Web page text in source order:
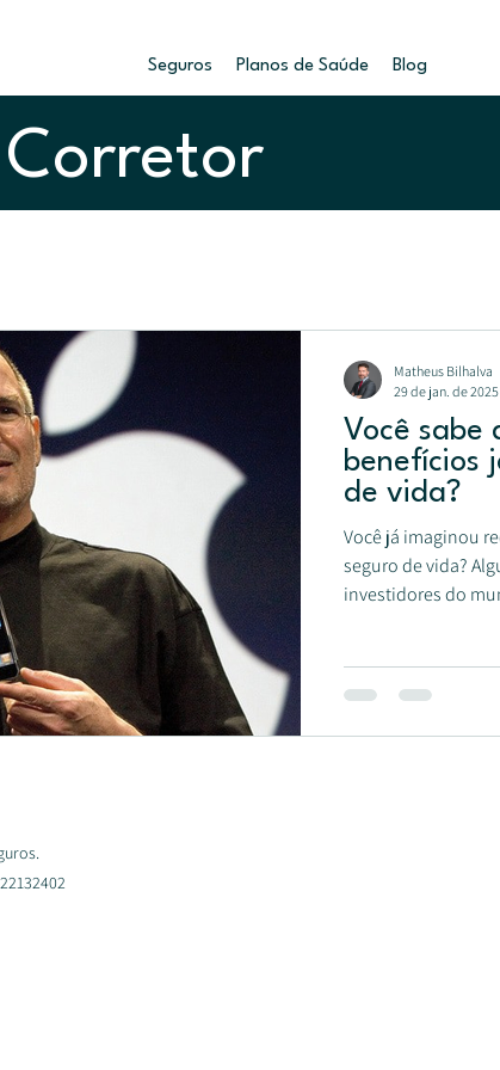
Seguros Planos de Saúde Blog
Você sabe
benefícios
de vida?
Você já imaginou
seguro de vida? Alguns dos maiores empresários e
investidores do
Matheus Bilhalva
29 de jan. de 2025